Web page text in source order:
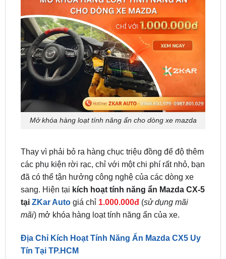
Mở khóa hàng loạt tính năng ẩn cho dòng xe mazda
Thay vì phải bỏ ra hàng chục triệu đồng để độ thêm
đã có thể tận hưởng công nghệ của các dòng xe
sang. Hiện tạikích hoạt tính năng ẩn Mazda CX-5
tại ZKar Autogiá chỉ1.000.000đ (sử dụng mãi
mãi) mở khóa hàng loạt tính năng ẩn của xe.
Địa Chỉ Kích Hoạt Tính Năng Ẩn Mazda CX5 Uy